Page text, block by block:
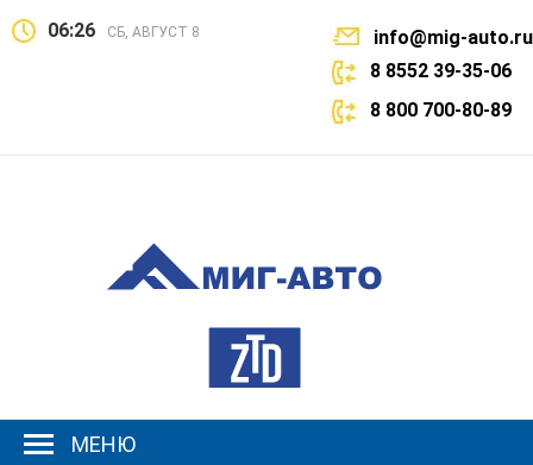
06:26 СБ, АВГУСТ 8
info@mig-auto.ru
8 8552 39-35-06
8 800 700-80-89
МЕНЮ